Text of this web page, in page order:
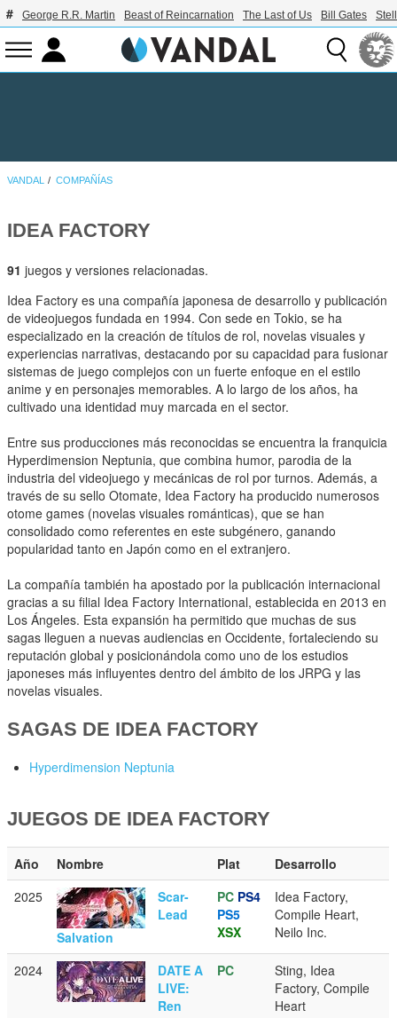
George R.R. Martin Beast of Reincarnation The Last of Us Bill Gates
VANDAL COMPAÑÍAS
IDEA FACTORY
91 juegos y versiones relacionadas.
Idea Factory es una compañía japonesa de desarrollo y publicación
de videojuegos fundada en 1994. Con sede en Tokio, se ha
especializado en la creación de títulos de rol, novelas visuales y
experiencias narrativas, destacando por su capacidad para fusionar
sistemas de juego complejos con un fuerte enfoque en el estilo
anime y en personajes memorables. A lo largo de los años, ha
cultivado una identidad muy marcada en el sector.
Entre sus producciones más reconocidas se encuentra la franquicia
Hyperdimension Neptunia, que combina humor, parodia de la
industria del videojuego y mecánicas de rol por turnos. Además, a
través de su sello Otomate, Idea Factory ha producido numerosos
otome games (novelas visuales románticas), que se han
consolidado como referentes en este subgénero, ganando
popularidad tanto en Japón como en el extranjero.
La compañía también ha apostado por la publicación internacional
gracias a su filial Idea Factory International, establecida en 2013 en
Los Ángeles. Esta expansión ha permitido que muchas de sus
sagas lleguen a nuevas audiencias en Occidente, fortaleciendo su
reputación global y posicionándola como uno de los estudios
japoneses más influyentes dentro del ámbito de los JRPG y las
novelas visuales.
SAGAS DE IDEA FACTORY
Hyperdimension Neptunia
JUEGOS DE IDEA FACTORY
Año Nombre Plat
Desarrollo
2025
Scar-
Lead
Salvation
PC PS4
PS5
XSX
Idea Factory,
Compile Heart,
Neilo Inc.
2024
DATE A
LIVE:
Ren
PC
Sting, Idea
Factory, Compile
Heart